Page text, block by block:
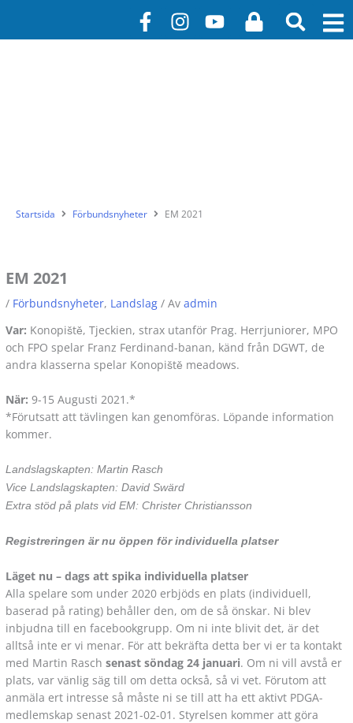
innehåll
F
a
I
n
Y
o
L
o
Startsida Förbundsnyheter EM 2021
EM 2021
/ Förbundsnyheter, Landslag / Avadmin
Var: Konopiště, Tjeckien, strax utanför Prag. Herrjuniorer, MPO
och FPO spelar Franz Ferdinand-banan, känd från DGWT, de
andra klasserna spelar Konopiště meadows.
När:9-15 Augusti 2021.*
*Förutsatt att tävlingen kan genomföras. Löpande information
kommer.
Landslagskapten: Martin Rasch
Vice Landslagskapten: David Swärd
Extra stöd på plats vid EM: Christer Christiansson
Registreringen är nu öppen för individuella platser
Läget nu – dags att spika individuella platser
Alla spelare som under 2020 erbjöds en plats (individuell,
baserad på rating) behåller den, om de så önskar. Ni blev
inbjudna till en facebookgrupp. Om ni inte blivit det, är det
alltså inte er vi menar. För att bekräfta detta ber vi er ta kontakt
med Martin Raschsenast söndag 24 januari. Om ni vill avstå er
plats, var vänlig säg till om detta också, så vi vet. Förutom att
anmäla ert intresse så måste ni se till att ha ett aktivt PDGA-
medlemskap senast 2021-02-01. Styrelsen kommer att göra